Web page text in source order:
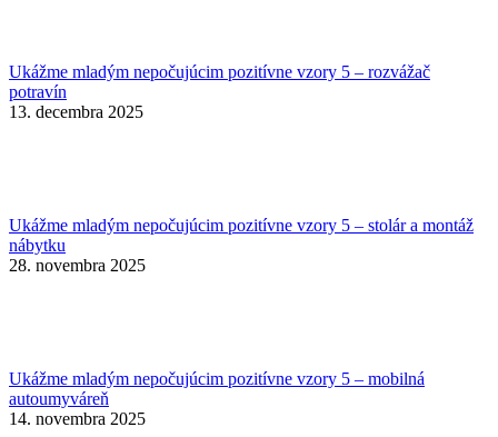
Ukážme mladým nepočujúcim pozitívne vzory 5 – rozvážač
potravín
13. decembra 2025
Ukážme mladým nepočujúcim pozitívne vzory 5 – stolár a montáž
nábytku
28. novembra 2025
Ukážme mladým nepočujúcim pozitívne vzory 5 – mobilná
autoumyváreň
14. novembra 2025